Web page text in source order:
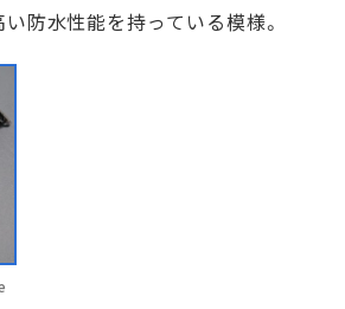
防水性能を持っている模様。